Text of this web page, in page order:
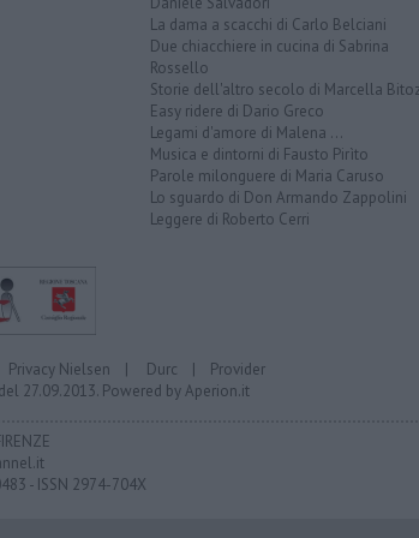
La dama a scacchi di Carlo Belciani
Due chiacchiere in cucina di Sabrina
Rossello
Storie dell'altro secolo di Marcella
Easy ridere di Dario Greco
Legami d'amore di Malena ...
Musica e dintorni di Fausto Pirìto
Parole milonguere di Maria Caruso
Lo sguardo di Don Armando Zappolini
Leggere di Roberto Cerri
Privacy Nielsen | Durc | Provider
27.09.2013. Powered byAperion.it
- ISSN 2974-704X